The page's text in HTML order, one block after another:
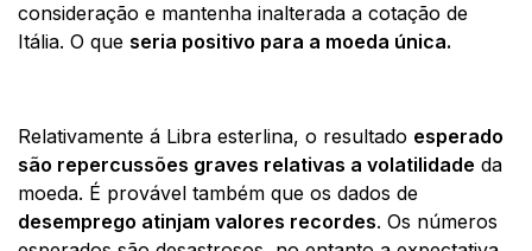
consideração e mantenha inalterada a cotação de
Itália. O que seria positivo para a moeda única.
Relativamente á Libra esterlina, o resultado esperado
são repercussões graves relativas a volatilidade da
moeda. É provável também que os dados de
desemprego atinjam valores recordes. Os números